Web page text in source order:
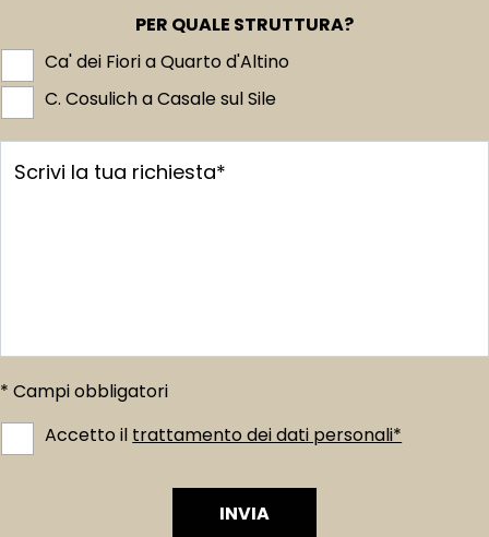
PER QUALE STRUTTURA?
Ca' dei Fiori a Quarto d'Altino
C. Cosulich a Casale sul Sile
Scrivi la tua richiesta*
* Campi obbligatori
Accetto il trattamento dei dati personali*
INVIA